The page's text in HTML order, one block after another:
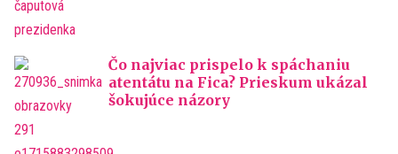
Čo najviac prispelo k spáchaniu
atentátu na Fica? Prieskum ukázal
šokujúce názory